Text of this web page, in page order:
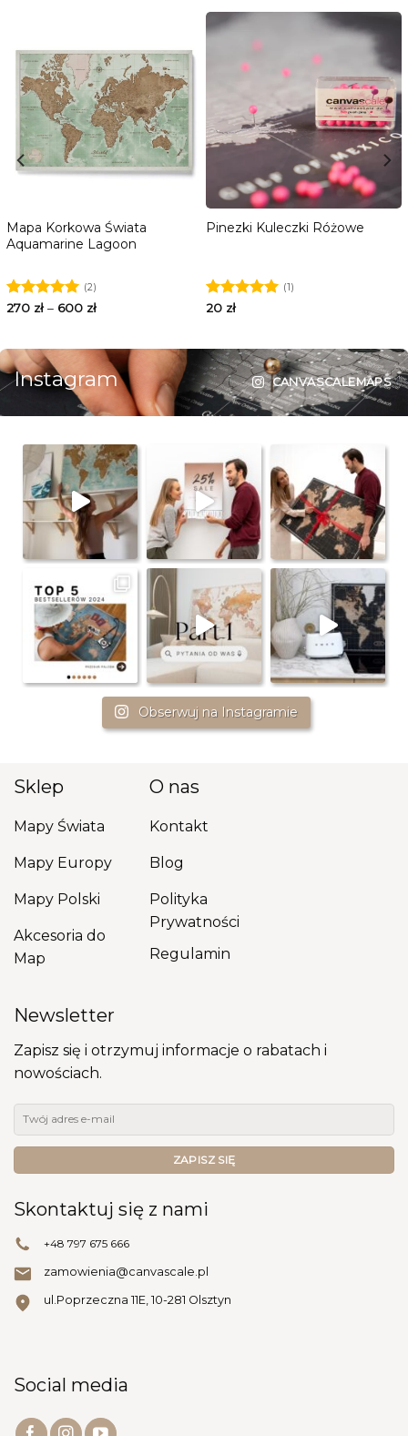
Mapa Korkowa Świata
Aquamarine Lagoon
Oceniono
(2)
270 zł– 600 zł
Pinezki Kuleczki Różowe
Oceniono
(1)
20 zł
Instagram CANVASCALEMAPS
Obserwuj na Instagramie
Sklep
Mapy Świata
Mapy Europy
Mapy Polski
Akcesoria do
Map
O nas
Kontakt
Blog
Polityka
Prywatności
Regulamin
Newsletter
Zapisz się i otrzymuj informacje o rabatach i
nowościach.
Skontaktuj się z nami
+48 797 675 666
zamowienia@canvascale.pl
ul.Poprzeczna 11E, 10-281 Olsztyn
Social media